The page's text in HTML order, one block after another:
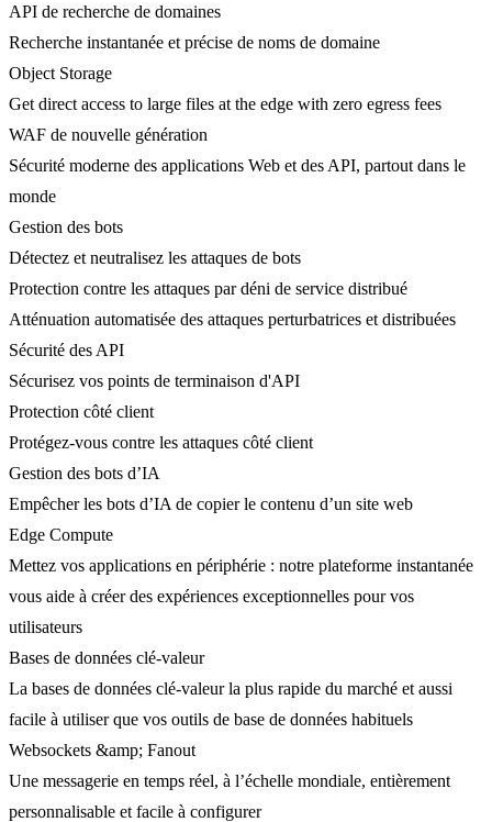
API de recherche de domaines
Recherche instantanée et précise de noms de domaine
Object Storage
Get direct access to large files at the edge with zero egress fees
WAF de nouvelle génération
Sécurité moderne des applications Web et des API, partout dans le
monde
Gestion des bots
Détectez et neutralisez les attaques de bots
Protection contre les attaques par déni de service distribué
Atténuation automatisée des attaques perturbatrices et distribuées
Sécurité des API
Sécurisez vos points de terminaison d'API
Protection côté client
Protégez-vous contre les attaques côté client
Gestion des bots d’IA
Empêcher les bots d’IA de copier le contenu d’un site web
Edge Compute
Mettez vos applications en périphérie : notre plateforme instantanée
vous aide à créer des expériences exceptionnelles pour vos
utilisateurs
Bases de données clé-valeur
La bases de données clé-valeur la plus rapide du marché et aussi
facile à utiliser que vos outils de base de données habituels
Websockets &amp; Fanout
Une messagerie en temps réel, à l’échelle mondiale, entièrement
personnalisable et facile à configurer